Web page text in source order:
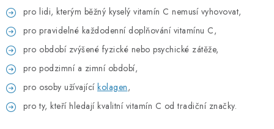
pro lidi, kterým běžný kyselý vitamín C nemusí vyhovovat,
pro pravidelné každodenní doplňování vitamínu C,
pro období zvýšené fyzické nebo psychické zátěže,
pro podzimní a zimní období,
pro osoby užívající kolagen,
pro ty, kteří hledají kvalitní vitamín C od tradiční značky.